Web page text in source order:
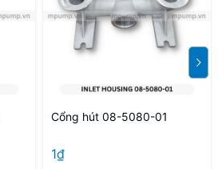
Cổng hút 08-5080-01
1₫